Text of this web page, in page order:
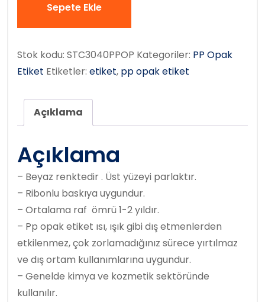
Sepete Ekle
Stok kodu: STC3040PPOP Kategoriler: PP Opak
Etiket Etiketler: etiket, pp opak etiket
Açıklama
Açıklama
– Beyaz renktedir . Üst yüzeyi parlaktır.
– Ribonlu baskıya uygundur.
– Ortalama raf ömrü 1-2 yıldır.
– Pp opak etiket ısı, ışık gibi dış etmenlerden
etkilenmez, çok zorlamadığınız sürece yırtılmaz
ve dış ortam kullanımlarına uygundur.
– Genelde kimya ve kozmetik sektöründe
kullanılır.